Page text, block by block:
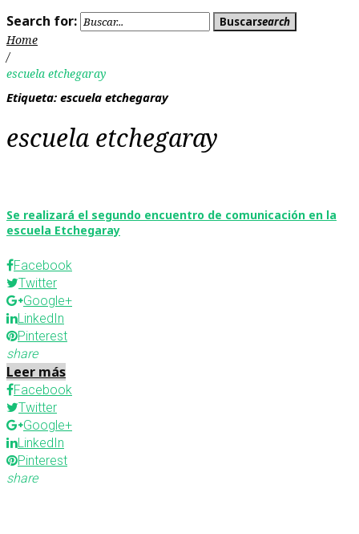
Search for:
Buscarsearch
Home
/
escuela etchegaray
Etiqueta: escuela etchegaray
escuela etchegaray
Se realizará el segundo encuentro de comunicación en la
escuela Etchegaray
Facebook
Twitter
Google+
LinkedIn
Pinterest
share
Leer más
Facebook
Twitter
Google+
LinkedIn
Pinterest
share